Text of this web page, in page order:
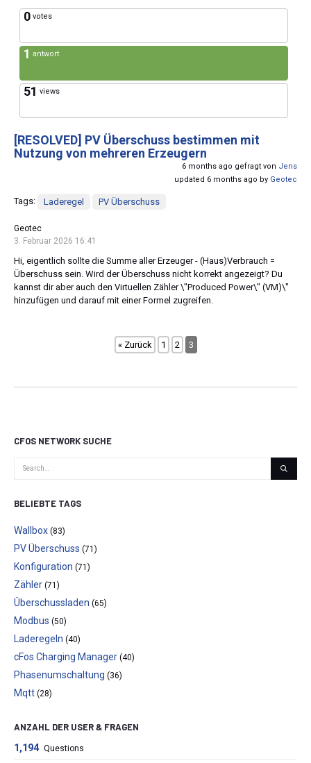
0 votes
1 antwort
51 views
[RESOLVED] PV Überschuss bestimmen mit
Nutzung von mehreren Erzeugern
6 months ago gefragt von Jens
updated 6 months ago by Geotec
Tags: Laderegel PV Überschuss
Geotec
3. Februar 2026 16:41
Hi, eigentlich sollte die Summe aller Erzeuger - (Haus)Verbrauch =
Überschuss sein. Wird der Überschuss nicht korrekt angezeigt? Du
kannst dir aber auch den Virtuellen Zähler \"Produced Power\" (VM)\"
hinzufügen und darauf mit einer Formel zugreifen.
« Zurück 1 2 3
CFOS NETWORK SUCHE
BELIEBTE TAGS
Wallbox (83)
PV Überschuss (71)
Konfiguration (71)
Zähler (71)
Überschussladen (65)
Modbus (50)
Laderegeln (40)
cFos Charging Manager (40)
Phasenumschaltung (36)
Mqtt (28)
ANZAHL DER USER & FRAGEN
1,194 Questions